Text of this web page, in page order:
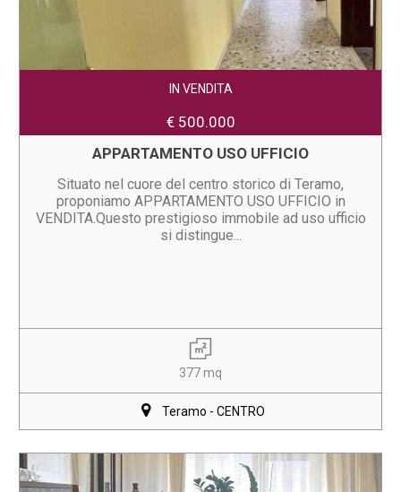
IN VENDITA
€ 500.000
APPARTAMENTO USO UFFICIO
Situato nel cuore del centro storico di Teramo,
proponiamo APPARTAMENTO USO UFFICIO in
VENDITA.Questo prestigioso immobile ad uso ufficio
si distingue...
377 mq
Teramo - CENTRO